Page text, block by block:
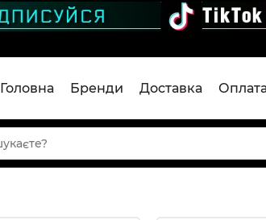
Головна Бренди Доставка